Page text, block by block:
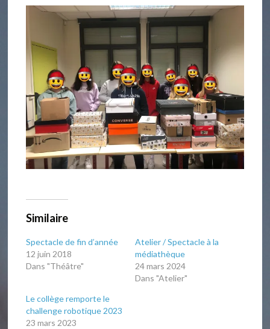
Similaire
Spectacle de fin d’année
12 juin 2018
Dans "Théâtre"
Atelier / Spectacle à la
médiathèque
24 mars 2024
Dans "Atelier"
Le collège remporte le
challenge robotique 2023
23 mars 2023